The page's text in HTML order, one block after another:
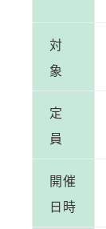
対
象
定
員
開催
日時